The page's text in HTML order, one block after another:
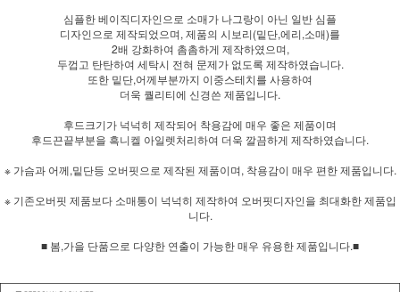
심플한 베이직디자인으로 소매가 나그랑이 아닌 일반 심플
디자인으로 제작되었으며, 제품의 시보리(밑단,에리,소매)를
2배 강화하여 촘촘하게 제작하였으며,
두껍고 탄탄하여 세탁시 전혀 문제가 없도록 제작하였습니다.
또한 밑단,어께부분까지 이중스테치를 사용하여
더욱 퀄리티에 신경쓴 제품입니다.
후드크기가 넉넉히 제작되어 착용감에 매우 좋은 제품이며
후드끈끝부분을 흑니켈 아일렛처리하여 더욱 깔끔하게 제작하였습니다.
※ 가슴과 어께,밑단등 오버핏으로 제작된 제품이며, 착용감이 매우 편한 제품입니다.
※ 기존오버핏 제품보다 소매통이 넉넉히 제작하여 오버핏디자인을 최대화한 제품입
니다.
■ 봄,가을 단품으로 다양한 연출이 가능한 매우 유용한 제품입니다.■